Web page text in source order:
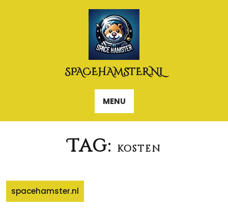
SPACEHAMSTER.NL
MENU
Tag: kosten
spacehamster.nl